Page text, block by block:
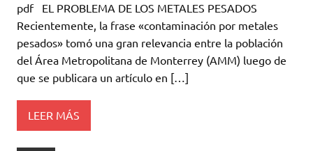
pdf EL PROBLEMA DE LOS METALES PESADOS
Recientemente, la frase «contaminación por metales
pesados» tomó una gran relevancia entre la población
del Área Metropolitana de Monterrey (AMM) luego de
que se publicara un artículo en […]
LEER MÁS